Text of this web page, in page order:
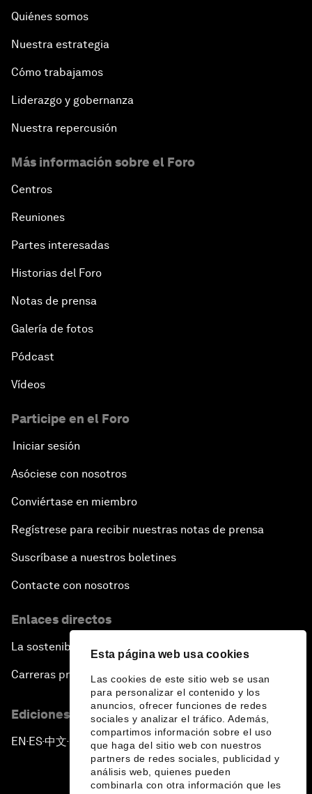
Esta página web usa cookies
Las cookies de este sitio web se usan
para personalizar el contenido y los
anuncios, ofrecer funciones de redes
sociales y analizar el tráfico. Además,
compartimos información sobre el uso
que haga del sitio web con nuestros
partners de redes sociales, publicidad y
análisis web, quienes pueden
combinarla con otra información que les
Quiénes somos
Nuestra estrategia
Cómo trabajamos
Liderazgo y gobernanza
Nuestra repercusión
Más información sobre el Foro
Centros
Reuniones
Partes interesadas
Historias del Foro
Notas de prensa
Galería de fotos
Pódcast
Vídeos
Participe en el Foro
Iniciar sesión
Asóciese con nosotros
Conviértase en miembro
Regístrese para recibir nuestras notas de prensa
Suscríbase a nuestros boletines
Contacte con nosotros
Enlaces directos
La sostenibilidad en el Foro
Carreras profesionales
Ediciones en otros idiomas
EN ▪ES▪中文▪ 日本語